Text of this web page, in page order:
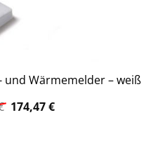
und Wärmemelder – weiß
Ursprünglicher
Preis
174,47€Aktueller